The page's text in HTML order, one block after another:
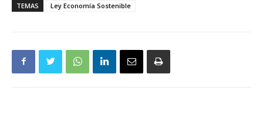
TEMAS Ley Economía Sostenible